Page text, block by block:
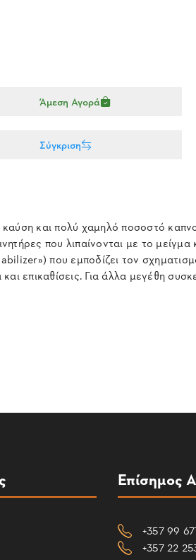
Άμεση Αγορά
Σύγκριση
καύση και πολύ χαμηλό ποσοστό
που λιπαίνονται με το μείγμα
που εμποδίζει τον
επικαθίσεις. Για άλλα μεγέθη
Επίσημος
+357 99
+357 22